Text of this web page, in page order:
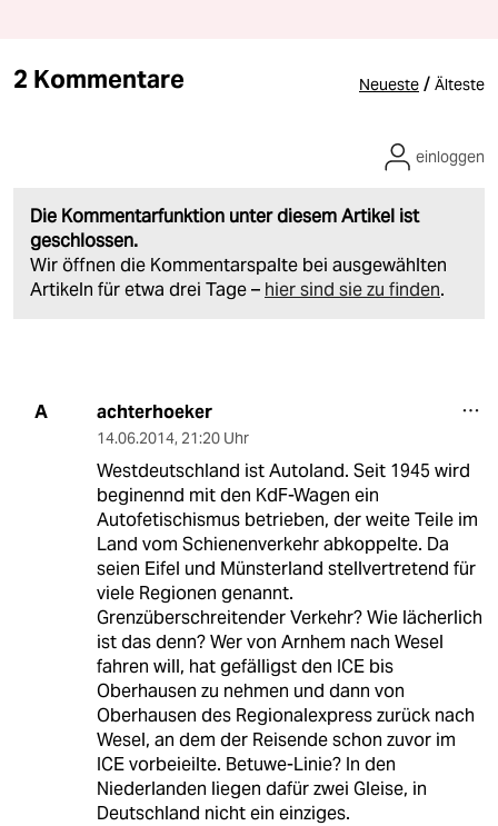
2 Kommentare Neueste / Älteste
Die Kommentarfunktion unter diesem Artikel ist
geschlossen.
Wir öffnen die Kommentarspalte bei ausgewählten
Artikeln für etwa drei Tage – hier sind sie zu finden.
einloggen
A achterhoeker
14.06.2014, 21:20 Uhr
Westdeutschland ist Autoland. Seit 1945 wird
beginennd mit den KdF-Wagen ein
Autofetischismus betrieben, der weite Teile im
Land vom Schienenverkehr abkoppelte. Da
seien Eifel und Münsterland stellvertretend für
viele Regionen genannt.
Grenzüberschreitender Verkehr? Wie lächerlich
ist das denn? Wer von Arnhem nach Wesel
fahren will, hat gefälligst den ICE bis
Oberhausen zu nehmen und dann von
Oberhausen des Regionalexpress zurück nach
Wesel, an dem der Reisende schon zuvor im
ICE vorbeieilte. Betuwe-Linie? In den
Niederlanden liegen dafür zwei Gleise, in
Deutschland nicht ein einziges.